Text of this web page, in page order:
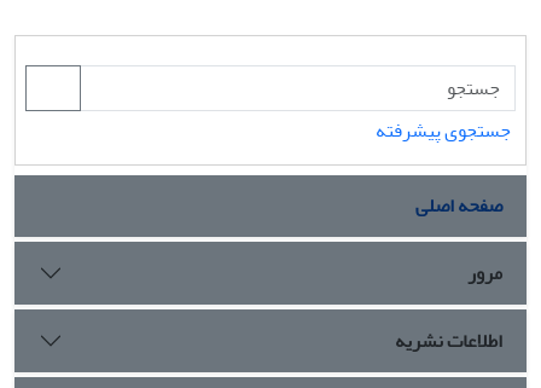
جستجوی پیشرفته
صفحه اصلی
مرور
اطلاعات نشریه